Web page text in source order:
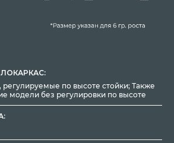
по высоте стойки; Также
модели без регулировки по высоте